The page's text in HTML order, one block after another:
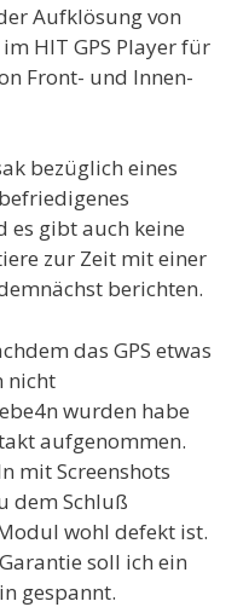
Aufklösung von
HIT GPS Player für
Front- und Innen-
bezüglich eines
es gibt auch keine
zur Zeit mit einer
berichten.
das GPS etwas
nicht
wurden habe
aufgenommen.
mit Screenshots
dem Schluß
wohl defekt ist.
soll ich ein
gespannt.